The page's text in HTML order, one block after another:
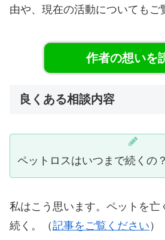
由や、現在の活動についてもご
作者の想いを
良くある相談内容
ペットロスはいつまで続くの？
私はこう思います。ペットを亡
続く。（記事をご覧ください ）